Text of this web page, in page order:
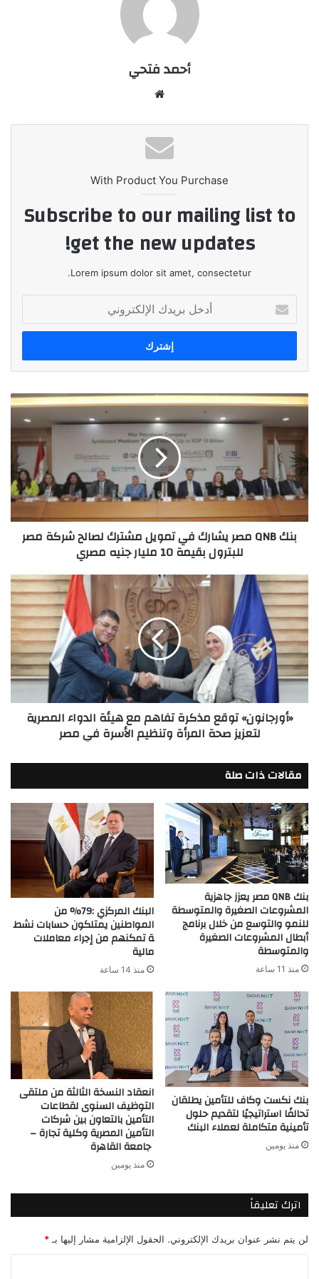
أحمد فتحي
With Product You Purchase
Subscribe to our mailing list to
get the new updates!
Lorem ipsum dolor sit amet, consectetur.
بريدك
الإلكتروني
بنك
مصر
يشارك
في
تمويل
مشترك
لصالح
شركة
مصر
10
مليار
جنيه
مصري
بنك QNB مصر يشارك في تمويل مشترك لصالح شركة مصر
للبترول بقيمة 10 مليار جنيه مصري
«أورجانون»
توقع
مذكرة
تفاهم
مع
هيئة
الدواء
المصرية
لتعزيز
صحة
الأسرة
في
مصر
«أورجانون» توقع مذكرة تفاهم مع هيئة الدواء المصرية
لتعزيز صحة المرأة وتنظيم الأسرة في مصر
مقالات ذات صلة
بنك QNB مصر يعزز جاهزية
المشروعات الصغيرة والمتوسطة
للنمو والتوسع من خلال برنامج
أبطال المشروعات الصغيرة
والمتوسطة
منذ 11 ساعة
البنك المركزي :79% من
المواطنين يمتلكون حسابات نشط
ة تمكنهم من إجراء معاملات
مالية
منذ 14 ساعة
بنك نكست وكاف للتأمين يطلقان
تحالفًا استراتيجيًا لتقديم حلول
تأمينية متكاملة لعملاء البنك
منذ يومين
انعقاد النسخة الثالثة من ملتقى
التوظيف السنوى لقطاعات
التأمين بالتعاون بين شركات
التأمين المصرية وكلية تجارة –
جامعة القاهرة
منذ يومين
اترك تعليقاً
لن يتم نشر عنوان بريدك الإلكتروني. الحقول الإلزامية مشار إليها بـ *